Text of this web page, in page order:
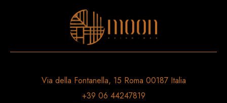
Via della Fontanella, 15 Roma 00187 Italia
+39 06 44247819